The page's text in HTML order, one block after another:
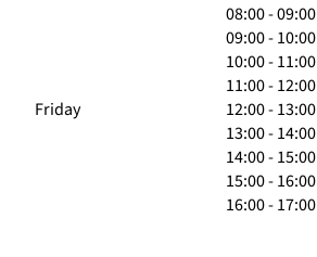
Friday
08:00 - 09:00
09:00 - 10:00
10:00 - 11:00
11:00 - 12:00
12:00 - 13:00
13:00 - 14:00
14:00 - 15:00
15:00 - 16:00
16:00 - 17:00